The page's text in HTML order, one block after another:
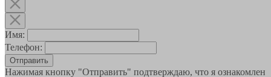
Имя:
Телефон:
Отправить
Нажимая кнопку "Отправить" подтверждаю, что я ознакомлен